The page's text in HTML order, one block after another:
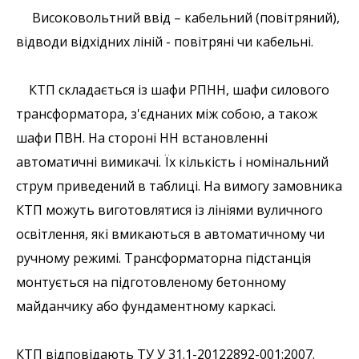
Високовольтний ввід – кабельний (повітряний),
відводи відхідних ліній - повітряні чи кабельні.
КТП складається із шафи РПНН, шафи силового
трансформатора, з'єднаних між собою, а також
шафи ПВН. На стороні НН встановленні
автоматичні вимикачі. Їх кількість і номінальний
струм приведений в таблиці. На вимогу замовника
КТП можуть виготовлятися із лініями вуличного
освітлення, які вмикаються в автоматичному чи
ручному режимі. Трансформаторна підстанція
монтується на підготовленому бетонному
майданчику або фундаментному каркасі.
КТП відповідають ТУ У 31.1-20122892-001:2007.